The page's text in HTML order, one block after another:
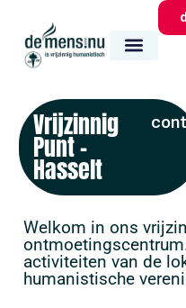
Vrijzinnig
Punt –
Hasselt
Welkom in ons
activiteiten van de
humanistische